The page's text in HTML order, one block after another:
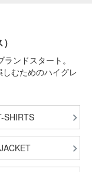
ンドスタート。
むためのハイグレ
SHIRTS
JACKET